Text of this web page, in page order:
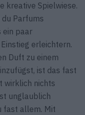
kreative Spielwiese.
Parfums
ein paar
erleichtern.
Duft zu einem
ist das fast
wirklich nichts
unglaublich
fast allem. Mit